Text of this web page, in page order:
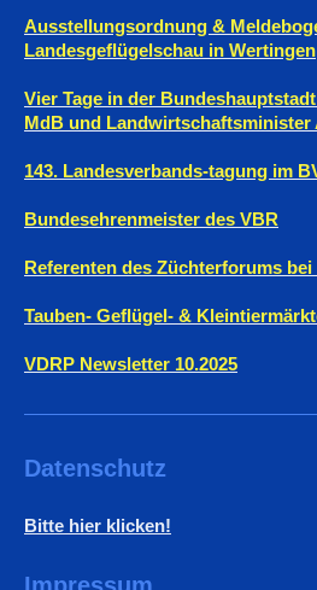
Ausstellungsordnung &
Landesgeflügelschau in Wertingen
Vier Tage in der
MdB und Landwirtschaftsminister
143. Landesverbands-tagung im
Bundesehrenmeister des VBR
Referenten des Züchterforums
Tauben- Geflügel- &
VDRP Newsletter 10.2025
Datenschutz
Bitte hier klicken!
Impressum